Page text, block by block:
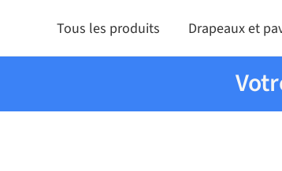
Tous les produits Drapeaux et